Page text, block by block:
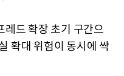
레드 확장 초기 구간으
확대 위험이 동시에 싹